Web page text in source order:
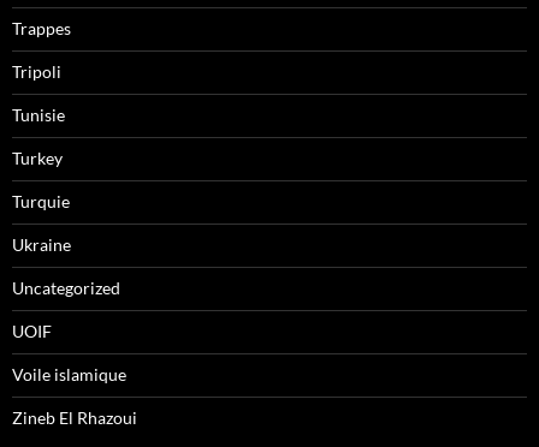
Trappes
Tripoli
Tunisie
Turkey
Turquie
Ukraine
Uncategorized
UOIF
Voile islamique
Zineb El Rhazoui